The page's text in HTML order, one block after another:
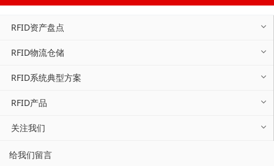
RFID资产盘点
RFID物流仓储
RFID系统典型方案
RFID产品
关注我们
给我们留言